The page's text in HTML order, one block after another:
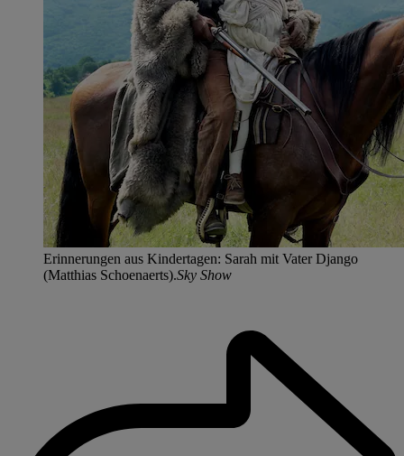
Erinnerungen aus Kindertagen: Sarah mit Vater Django
(Matthias Schoenaerts).Sky Show